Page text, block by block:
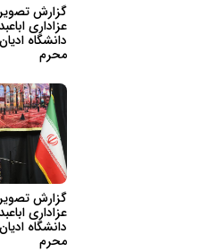
گزارش
عزاداری
دانشگاه
محرم
گزارش
عزاداری
دانشگاه
محرم